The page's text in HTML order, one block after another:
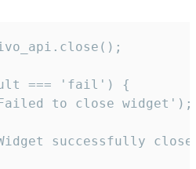
=== 'fail') {
to close widget');
successfully